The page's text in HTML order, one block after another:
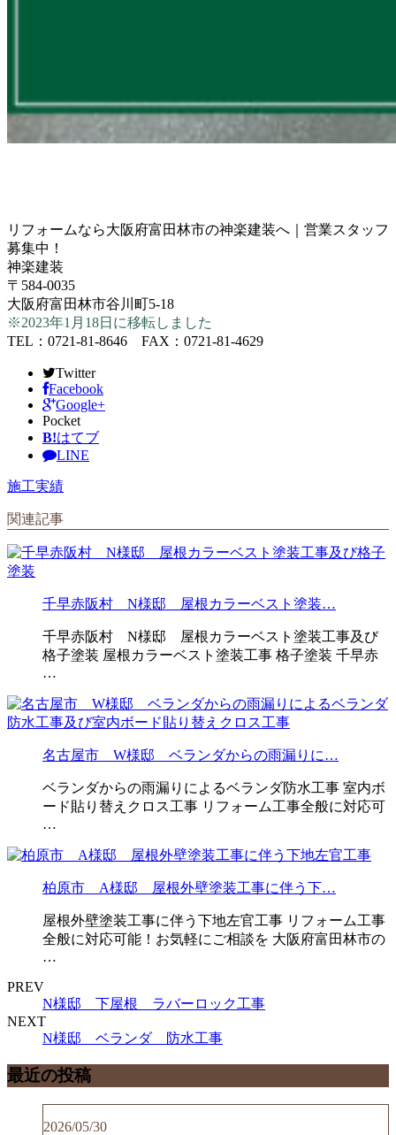
リフォームなら大阪府富田林市の神楽建装へ｜営業スタッフ
募集中！
神楽建装
〒584-0035
大阪府富田林市谷川町5-18
※2023年1月18日に移転しました
TEL：0721-81-8646 FAX：0721-81-4629
Twitter
Facebook
Google+
Pocket
B!はてブ
LINE
施工実績
関連記事
千早赤阪村 N様邸 屋根カラーベスト塗装…
千早赤阪村 N様邸 屋根カラーベスト塗装工事及び
格子塗装 屋根カラーベスト塗装工事 格子塗装 千早赤
…
名古屋市 W様邸 ベランダからの雨漏りに…
ベランダからの雨漏りによるベランダ防水工事 室内ボ
ード貼り替えクロス工事 リフォーム工事全般に対応可
…
柏原市 A様邸 屋根外壁塗装工事に伴う下…
屋根外壁塗装工事に伴う下地左官工事 リフォーム工事
全般に対応可能！お気軽にご相談を 大阪府富田林市の
…
PREV
N様邸 下屋根 ラバーロック工事
NEXT
N様邸 ベランダ 防水工事
最近の投稿
2026/05/30